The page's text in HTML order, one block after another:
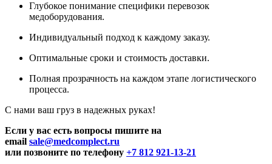
Глубокое понимание специфики перевозок
медоборудования.
Индивидуальный подход к каждому заказу.
Оптимальные сроки и стоимость доставки.
Полная прозрачность на каждом этапе логистического
процесса.
С нами ваш груз в надежных руках!
Если у вас есть вопросы пишите на
email sale@medcomplect.ru
или позвоните по телефону +7 812 921-13-21